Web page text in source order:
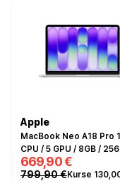
Apple
MacBook Neo A18 Pro
CPU / 5 GPU / 8GB /
Silver
669,90 €
799,90 €Kurse